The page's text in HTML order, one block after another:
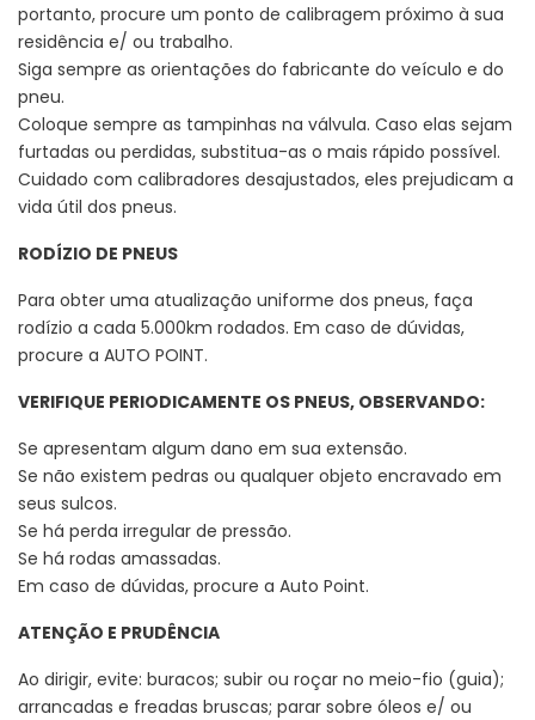
portanto, procure um ponto de calibragem próximo à sua
residência e/ ou trabalho.
Siga sempre as orientações do fabricante do veículo e do
pneu.
Coloque sempre as tampinhas na válvula. Caso elas sejam
furtadas ou perdidas, substitua-as o mais rápido possível.
Cuidado com calibradores desajustados, eles prejudicam a
vida útil dos pneus.
RODÍZIO DE PNEUS
Para obter uma atualização uniforme dos pneus, faça
rodízio a cada 5.000km rodados. Em caso de dúvidas,
procure a AUTO POINT.
VERIFIQUE PERIODICAMENTE OS PNEUS, OBSERVANDO:
Se apresentam algum dano em sua extensão.
Se não existem pedras ou qualquer objeto encravado em
seus sulcos.
Se há perda irregular de pressão.
Se há rodas amassadas.
Em caso de dúvidas, procure a Auto Point.
ATENÇÃO E PRUDÊNCIA
Ao dirigir, evite: buracos; subir ou roçar no meio-fio (guia);
arrancadas e freadas bruscas; parar sobre óleos e/ ou